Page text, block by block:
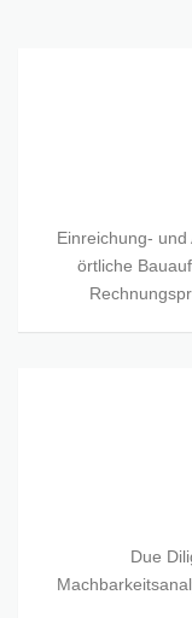
Einreichung-
örtliche
Due